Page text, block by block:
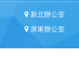
新北辦公室
屏東辦公室